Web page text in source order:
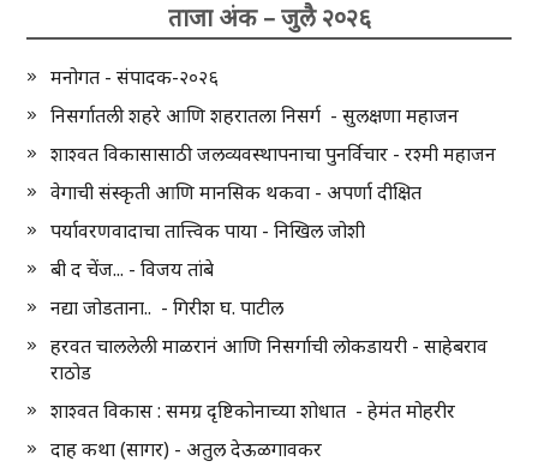
ताजा अंक – जुलै २०२६
मनोगत - संपादक-२०२६
निसर्गातली शहरे आणि शहरातला निसर्ग - सुलक्षणा महाजन
शाश्वत विकासासाठी जलव्यवस्थापनाचा पुनर्विचार - रश्मी महाजन
वेगाची संस्कृती आणि मानसिक थकवा - अपर्णा दीक्षित
पर्यावरणवादाचा तात्त्विक पाया - निखिल जोशी
बी द चेंज... - विजय तांबे
नद्या जोडताना.. - गिरीश घ. पाटील
हरवत चाललेली माळरानं आणि निसर्गाची लोकडायरी - साहेबराव
राठोड
शाश्वत विकास : समग्र दृष्टिकोनाच्या शोधात - हेमंत मोहरीर
दाह कथा (सागर) - अतुल देऊळगावकर